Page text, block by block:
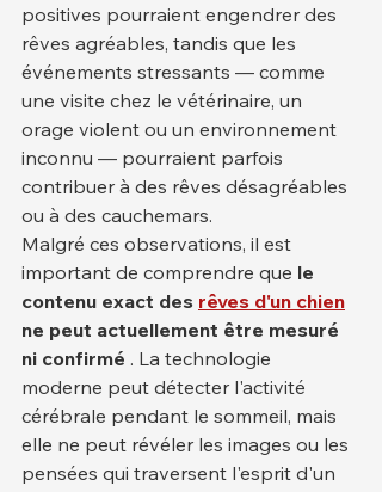
positives pourraient engendrer des
rêves agréables, tandis que les
événements stressants — comme
une visite chez le vétérinaire, un
orage violent ou un environnement
inconnu — pourraient parfois
contribuer à des rêves désagréables
ou à des cauchemars.
Malgré ces observations, il est
important de comprendre que le
contenu exact des rêves d'un chien
ne peut actuellement être mesuré
ni confirmé . La technologie
moderne peut détecter l'activité
cérébrale pendant le sommeil, mais
elle ne peut révéler les images ou les
pensées qui traversent l'esprit d'un